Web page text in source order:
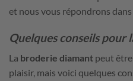
et nous vous répondrons
Quelques conseils pour
La broderie diamant peut
plaisir, mais voici quelques